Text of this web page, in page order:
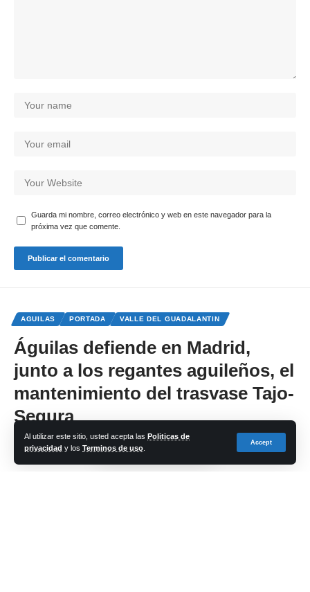
Al utilizar este sitio, usted acepta las Politicas de
privacidad y los Terminos de uso
Accept
Guarda mi nombre, correo electrónico y web en este navegador para la
próxima vez que comente.
AGUILAS PORTADA VALLE DEL GUADALANTIN
Águilas defiende en Madrid,
junto a los regantes aguileños, el
mantenimiento del trasvase Tajo-
Segura
Share